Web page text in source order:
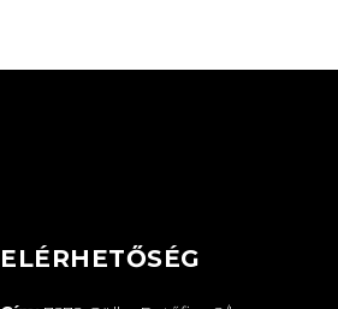
ELÉRHETŐSÉG